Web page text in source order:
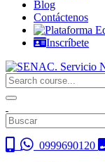
Blog
Contáctenos
Inscríbete
0999690120